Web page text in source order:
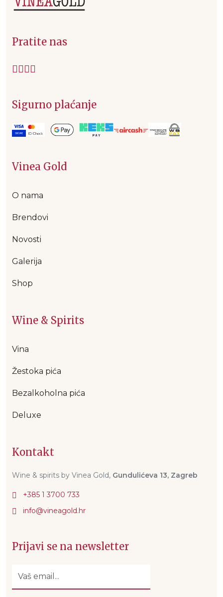
Pratite nas
Sigurno plaćanje
Vinea Gold
O nama
Brendovi
Novosti
Galerija
Shop
Wine & Spirits
Vina
Žestoka pića
Bezalkoholna pića
Deluxe
Kontakt
Wine & spirits by Vinea Gold, Gundulićeva 13, Zagreb
+385 1 3700 733
Prijavi se na newsletter